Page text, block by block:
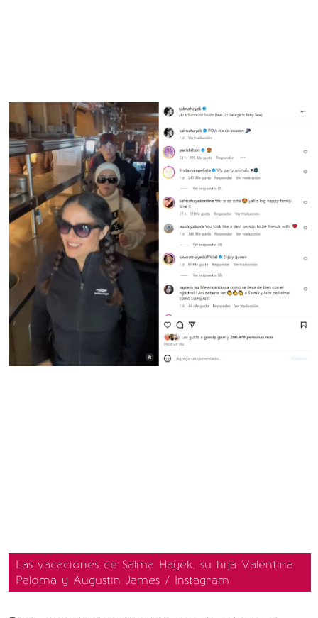
Las vacaciones de Salma Hayek, su hija Valentina
Paloma y Augustin James / Instagram